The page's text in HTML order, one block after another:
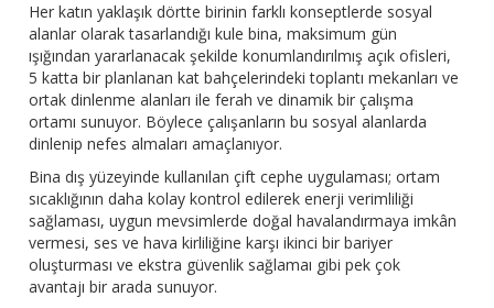
Her katın yaklaşık dörtte birinin farklı konseptlerde sosyal
alanlar olarak tasarlandığı kule bina, maksimum gün
ışığından yararlanacak şekilde konumlandırılmış açık ofisleri,
5 katta bir planlanan kat bahçelerindeki toplantı mekanları ve
ortak dinlenme alanları ile ferah ve dinamik bir çalışma
ortamı sunuyor. Böylece çalışanların bu sosyal alanlarda
dinlenip nefes almaları amaçlanıyor.
Bina dış yüzeyinde kullanılan çift cephe uygulaması; ortam
sıcaklığının daha kolay kontrol edilerek enerji verimliliği
sağlaması, uygun mevsimlerde doğal havalandırmaya imkân
vermesi, ses ve hava kirliliğine karşı ikinci bir bariyer
oluşturması ve ekstra güvenlik sağlamaı gibi pek çok
avantajı bir arada sunuyor.